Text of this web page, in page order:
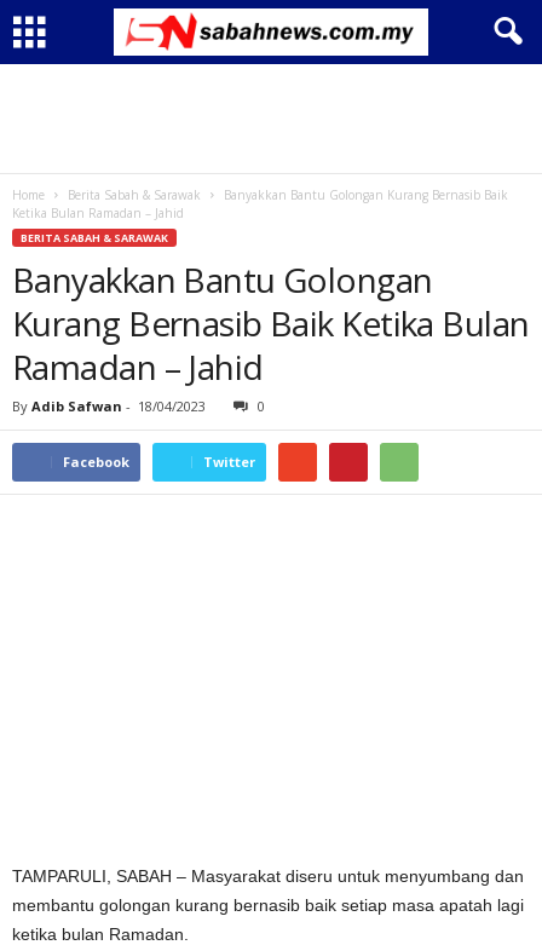
Home Berita Sabah & Sarawak
Banyakkan Bantu Golongan Kurang Bernasib Baik
Ketika Bulan Ramadan – Jahid
BERITA SABAH & SARAWAK
Banyakkan Bantu Golongan
Kurang Bernasib Baik Ketika Bulan
Ramadan – Jahid
By Adib Safwan - 18/04/2023 0
Facebook Twitter
TAMPARULI, SABAH – Masyarakat diseru untuk menyumbang dan
membantu golongan kurang bernasib baik setiap masa apatah lagi
ketika bulan Ramadan.